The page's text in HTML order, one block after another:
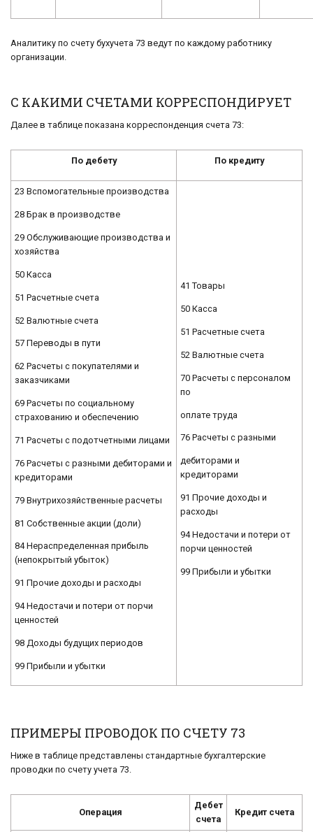
Аналитику по счету бухучета 73 ведут по каждому работнику
организации.
С КАКИМИ СЧЕТАМИ КОРРЕСПОНДИРУЕТ
Далее в таблице показана корреспонденция счета 73:
По дебету По кредиту
23 Вспомогательные производства
28 Брак в производстве
29 Обслуживающие производства и
хозяйства
50 Касса
51 Расчетные счета
52 Валютные счета
57 Переводы в пути
62 Расчеты с покупателями и
заказчиками
69 Расчеты по социальному
страхованию и обеспечению
71 Расчеты с подотчетными лицами
76 Расчеты с разными дебиторами и
кредиторами
79 Внутрихозяйственные расчеты
81 Собственные акции (доли)
84 Нераспределенная прибыль
(непокрытый убыток)
91 Прочие доходы и расходы
94 Недостачи и потери от порчи
ценностей
98 Доходы будущих периодов
99 Прибыли и убытки
41 Товары
50 Касса
51 Расчетные счета
52 Валютные счета
70 Расчеты с персоналом
по
оплате труда
76 Расчеты с разными
дебиторами и
кредиторами
91 Прочие доходы и
расходы
94 Недостачи и потери от
порчи ценностей
99 Прибыли и убытки
ПРИМЕРЫ ПРОВОДОК ПО СЧЕТУ 73
Ниже в таблице представлены стандартные бухгалтерские
проводки по счету учета 73.
Операция
Дебет
счета
Кредит счета